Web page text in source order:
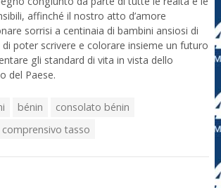
affinché il nostro atto d’amore
sorrisi a centinaia di bambini ansiosi di
poter scrivere e colorare insieme un futuro
gli standard di vita in vista dello
del Paese.
bénin
consolato bénin
tasso